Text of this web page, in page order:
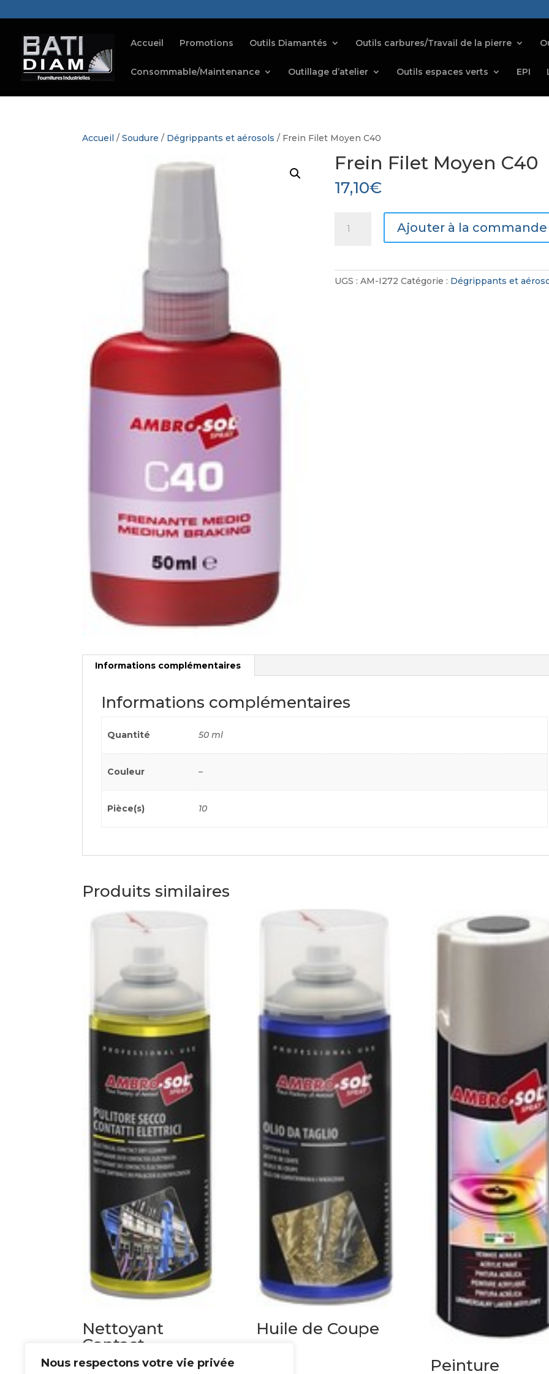
Nous respectons votre vie privée
Accueil Promotions Outils Diamantés Outils carbures/Travail de la pierre
Consommable/Maintenance Outillage d’atelier Outils espaces verts EPI
Accueil /Soudure / Dégrippants et aérosols / Frein Filet Moyen C40
Frein Filet Moyen C40
17,10€
Ajouter à la commande
UGS :AM-I272 Catégorie : Dégrippants et
Informations complémentaires
Informations complémentaires
Quantité 50 ml
Couleur –
Pièce(s) 10
Produits similaires
Nettoyant
Contact
Électrique
Huile de Coupe
Peinture